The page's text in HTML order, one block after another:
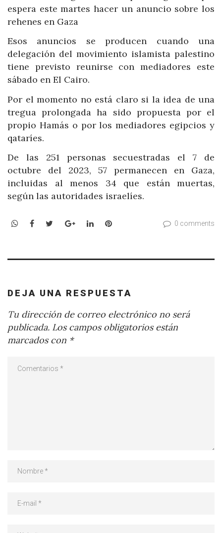
espera este martes hacer un anuncio sobre los
rehenes en Gaza
Esos anuncios se producen cuando una
delegación del movimiento islamista palestino
tiene previsto reunirse con mediadores este
sábado en El Cairo.
Por el momento no está claro si la idea de una
tregua prolongada ha sido propuesta por el
propio Hamás o por los mediadores egipcios y
qataríes.
De las 251 personas secuestradas el 7 de
octubre del 2023, 57 permanecen en Gaza,
incluidas al menos 34 que están muertas,
según las autoridades israelíes.
WhatsApp
Facebook
TwitterGoogle+LinkedInPinterest 0 comments
DEJA UNA RESPUESTA
Tu dirección de correo electrónico no será
publicada. Los campos obligatorios están
marcados con *